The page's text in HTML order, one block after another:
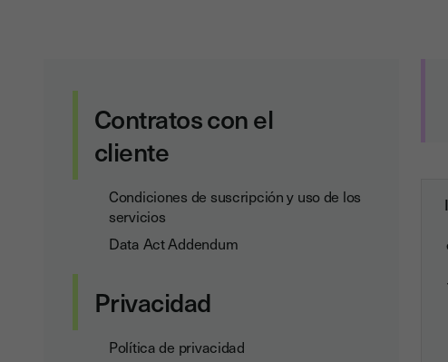
Contratos con el
cliente
Condiciones de suscripción y uso de los
servicios
Data Act Addendum
Privacidad
Política de privacidad